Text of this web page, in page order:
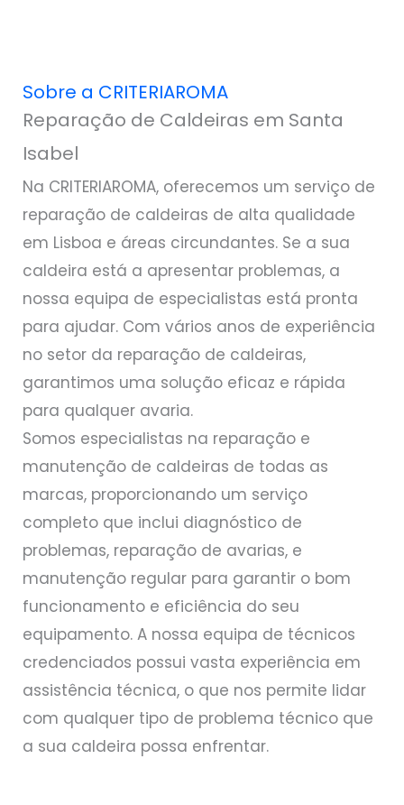
Sobre a CRITERIAROMA
Reparação de Caldeiras em Santa
Isabel
Na CRITERIAROMA, oferecemos um serviço de
reparação de caldeiras de alta qualidade
em Lisboa e áreas circundantes. Se a sua
caldeira está a apresentar problemas, a
nossa equipa de especialistas está pronta
para ajudar. Com vários anos de experiência
no setor da reparação de caldeiras,
garantimos uma solução eficaz e rápida
para qualquer avaria.
Somos especialistas na reparação e
manutenção de caldeiras de todas as
marcas, proporcionando um serviço
completo que inclui diagnóstico de
problemas, reparação de avarias, e
manutenção regular para garantir o bom
funcionamento e eficiência do seu
equipamento. A nossa equipa de técnicos
credenciados possui vasta experiência em
assistência técnica, o que nos permite lidar
com qualquer tipo de problema técnico que
a sua caldeira possa enfrentar.